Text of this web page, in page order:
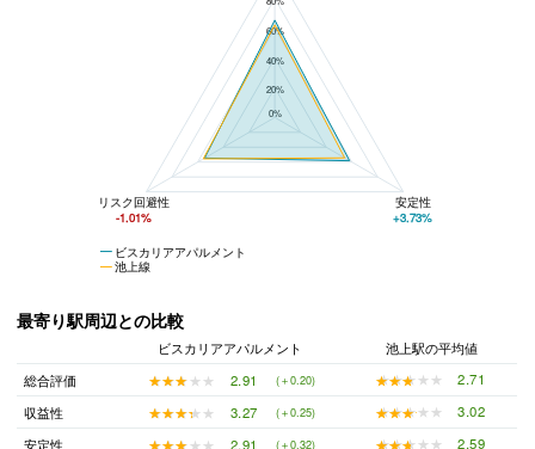
60%
40%
20%
0%
ビスカリアアパルメント
池上線
リスク回避性
-1.01%
安定性
+3.73%
最寄り駅周辺との比較
ビスカリアアパルメント
池上駅の平均値
総合評価
★★★★★
★★★★★ 2.91 (＋0.20) ★★★★★
★★★★★
2.71
収益性
★★★★★
★★★★★ 3.27 (＋0.25) ★★★★★
★★★★★
3.02
安定性
★★★★★
★★★★★ 2.91 (＋0.32) ★★★★★
★★★★★
2.59